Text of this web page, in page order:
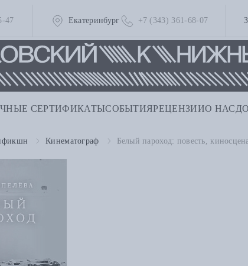
47 Екатеринбург +7 (343) 361-68-07
СЕРТИФИКАТЫСОБЫТИЯРЕЦЕНЗИИО НАС
Кинематограф Белый пароход: повесть,